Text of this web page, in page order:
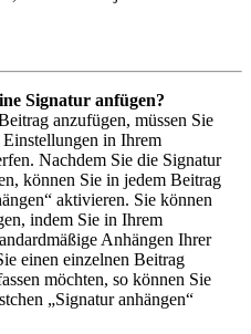
Signatur anfügen?
anzufügen, müssen Sie
in Ihrem
Nachdem Sie die Signatur
können Sie in jedem Beitrag
aktivieren. Sie können
indem Sie in Ihrem
Anhängen Ihrer
einen einzelnen Beitrag
möchten, so können Sie
„Signatur anhängen“